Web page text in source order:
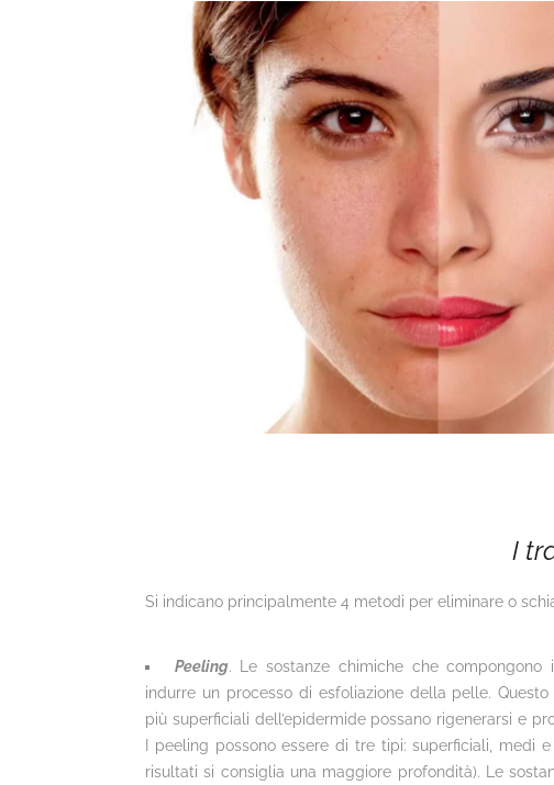
I
Si indicano principalmente 4 metodi per eliminare o
Peeling. Le sostanze chimiche che compongono
indurre un processo di esfoliazione della pelle.
più superficiali dell’epidermide possano rigenerarsi e
I peeling possono essere di tre tipi: superficiali, medi
risultati si consiglia una maggiore profondità). Le